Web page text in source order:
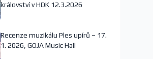
království v HDK 12.3.2026
Recenze muzikálu Ples upírů – 17.
1. 2026, GOJA Music Hall